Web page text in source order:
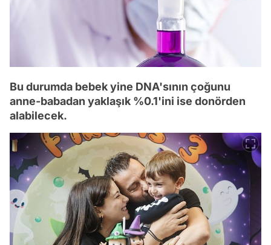
Bu durumda bebek yine DNA'sının çoğunu
anne-babadan yaklaşık %0.1'ini ise donörden
alabilecek.